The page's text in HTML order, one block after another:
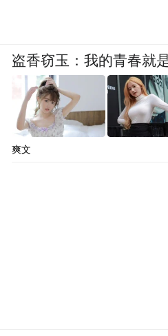
盗香窃玉：我的青春就
爽文